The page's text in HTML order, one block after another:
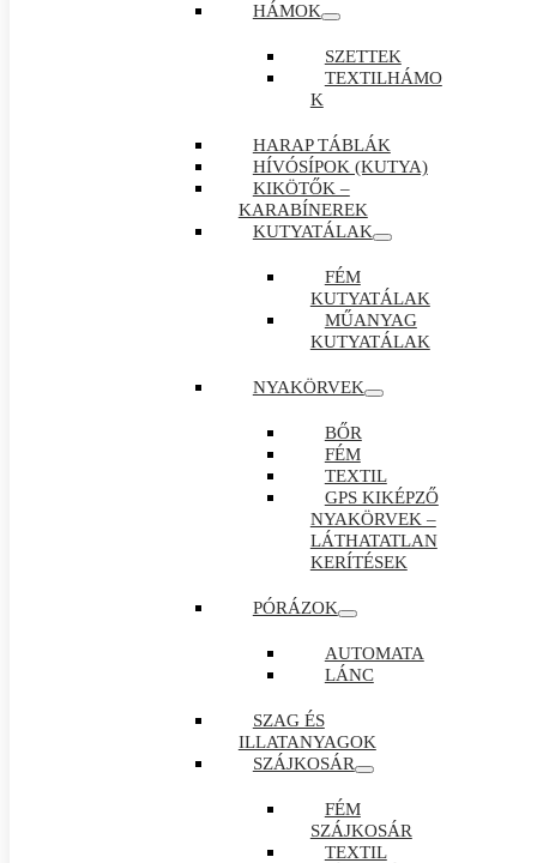
HÁMOK
SZETTEK
TEXTILHÁMO
K
HARAP TÁBLÁK
HÍVÓSÍPOK (KUTYA)
KIKÖTŐK –
KARABÍNEREK
KUTYATÁLAK
FÉM
KUTYATÁLAK
MŰANYAG
KUTYATÁLAK
NYAKÖRVEK
BŐR
FÉM
TEXTIL
GPS KIKÉPZŐ
NYAKÖRVEK –
LÁTHATATLAN
KERÍTÉSEK
PÓRÁZOK
AUTOMATA
LÁNC
SZAG ÉS
ILLATANYAGOK
SZÁJKOSÁR
FÉM
SZÁJKOSÁR
TEXTIL